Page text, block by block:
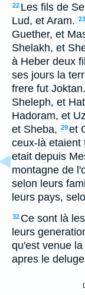
22 Les fils de
Lud, et Aram. 23
Guether, et
Shelakh, et
à Heber deux
ses jours la
frere fut Joktan.
Sheleph, et
Hadoram, et
et Sheba, 29et
ceux-là etaient
etait depuis
montagne de
selon leurs
leurs pays,
32 Ce sont là
leurs
qu'est venue
apres le